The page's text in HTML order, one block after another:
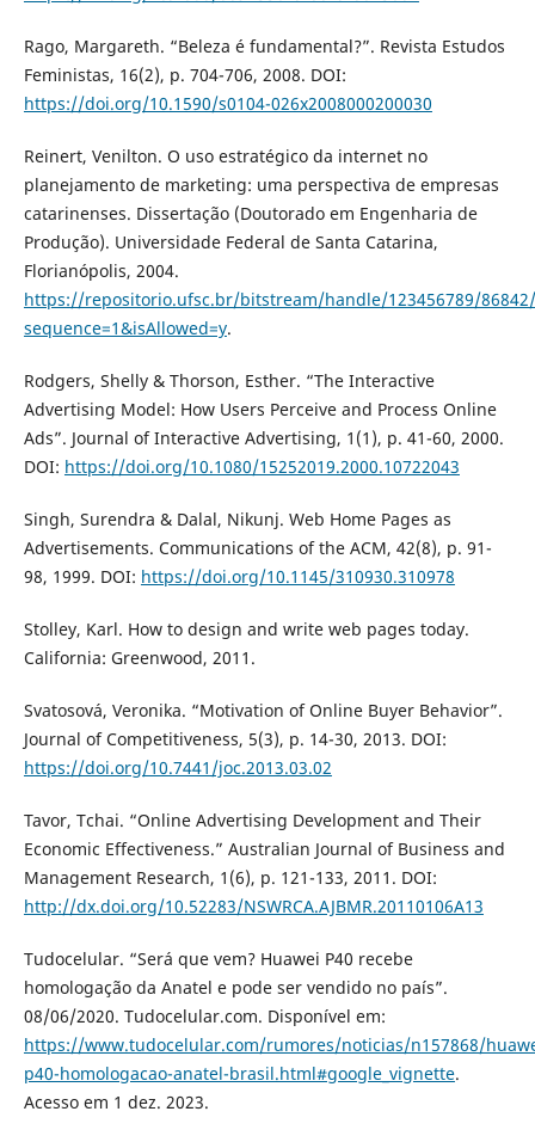
Rago, Margareth. “Beleza é fundamental?”. Revista Estudos
Feministas, 16(2), p. 704-706, 2008. DOI:
https://doi.org/10.1590/s0104-026x2008000200030
Reinert, Venilton. O uso estratégico da internet no
planejamento de marketing: uma perspectiva de empresas
catarinenses. Dissertação (Doutorado em Engenharia de
Produção). Universidade Federal de Santa Catarina,
Florianópolis, 2004.
https://repositorio.ufsc.br/bitstream/handle/123456789/
sequence=1&isAllowed=y.
Rodgers, Shelly & Thorson, Esther. “The Interactive
Advertising Model: How Users Perceive and Process Online
Ads”. Journal of Interactive Advertising, 1(1), p. 41-60, 2000.
DOI: https://doi.org/10.1080/15252019.2000.10722043
Singh, Surendra & Dalal, Nikunj. Web Home Pages as
Advertisements. Communications of the ACM, 42(8), p. 91-
98, 1999. DOI: https://doi.org/10.1145/310930.310978
Stolley, Karl. How to design and write web pages today.
California: Greenwood, 2011.
Svatosová, Veronika. “Motivation of Online Buyer Behavior”.
Journal of Competitiveness, 5(3), p. 14-30, 2013. DOI:
https://doi.org/10.7441/joc.2013.03.02
Tavor, Tchai. “Online Advertising Development and Their
Economic Effectiveness.” Australian Journal of Business and
Management Research, 1(6), p. 121-133, 2011. DOI:
http://dx.doi.org/10.52283/NSWRCA.AJBMR.20110106A13
Tudocelular. “Será que vem? Huawei P40 recebe
homologação da Anatel e pode ser vendido no país”.
08/06/2020. Tudocelular.com. Disponível em:
https://www.tudocelular.com/rumores/noticias/n157868/
p40-homologacao-anatel-brasil.html#google_vignette.
Acesso em 1 dez. 2023.